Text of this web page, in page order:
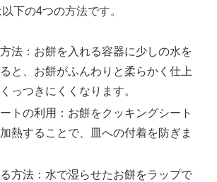
下の4つの方法です。
法：お餅を入れる容器に少しの水を
と、お餅がふんわりと柔らかく仕上
っつきにくくなります。
トの利用：お餅をクッキングシート
熱することで、皿への付着を防ぎま
方法：水で湿らせたお餅をラップで